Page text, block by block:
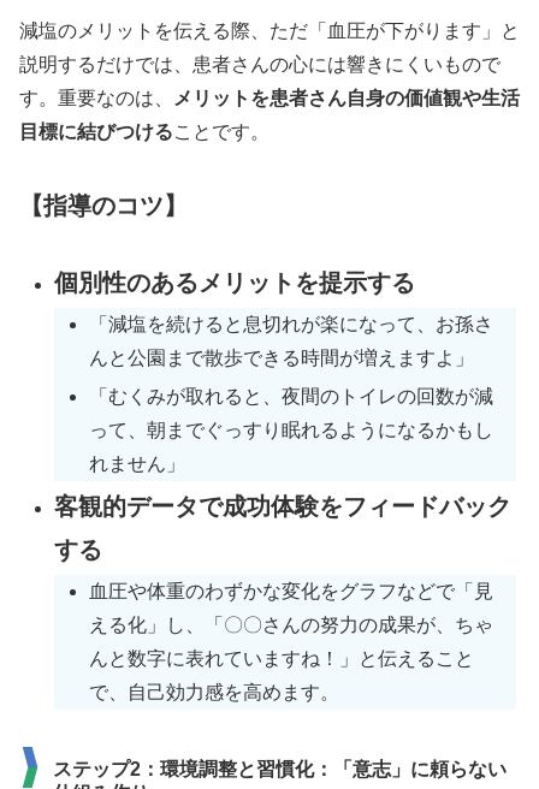
減塩のメリットを伝える際、ただ「血圧が下がります」と
説明するだけでは、患者さんの心には響きにくいもので
す。重要なのは、
メリットを患者さん自身の価値観や生活
目標に結びつけることです。
【指導のコツ】
個別性のあるメリットを提示する
「減塩を続けると息切れが楽になって、お孫さ
んと公園まで散歩できる時間が増えますよ」
「むくみが取れると、夜間のトイレの回数が減
って、朝までぐっすり眠れるようになるかもし
れません」
客観的データで成功体験をフィードバック
する
血圧や体重のわずかな変化をグラフなどで「見
える化」し、「〇〇さんの努力の成果が、ちゃ
んと数字に表れていますね！」と伝えること
で、自己効力感を高めます。
ステップ2：環境調整と習慣化：「意志」に頼らない